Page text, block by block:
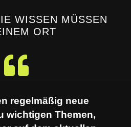
WISSEN MÜSSEN
ORT

regelmäßig neue
wichtigen Themen,